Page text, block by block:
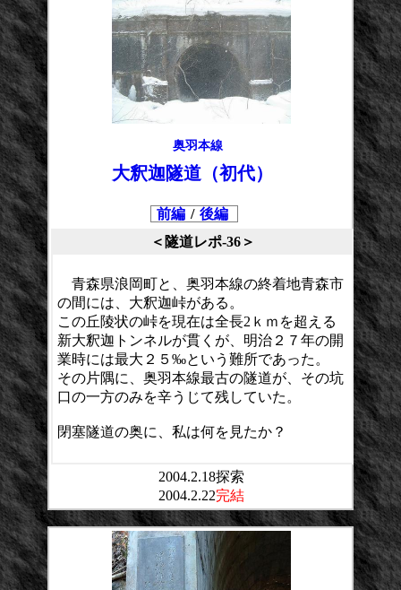
奥羽本線
大釈迦隧道（初代）
前編 / 後編
＜隧道レポ-36＞
青森県浪岡町と、奥羽本線の終着地青森市
の間には、大釈迦峠がある。
この丘陵状の峠を現在は全長2ｋｍを超える
新大釈迦トンネルが貫くが、明治２７年の開
業時には最大２５‰という難所であった。
その片隅に、奥羽本線最古の隧道が、その坑
口の一方のみを辛うじて残していた。
閉塞隧道の奥に、私は何を見たか？
2004.2.18探索
2004.2.22完結